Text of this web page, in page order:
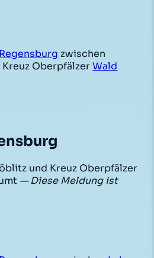
Regensburg zwischen
Kreuz OberpfälzerWald
und Kreuz Oberpfälzer
— Diese Meldung ist